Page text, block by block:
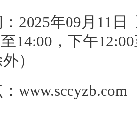
：2025年09月11
14:00，下午
）
www.sccyzb.com